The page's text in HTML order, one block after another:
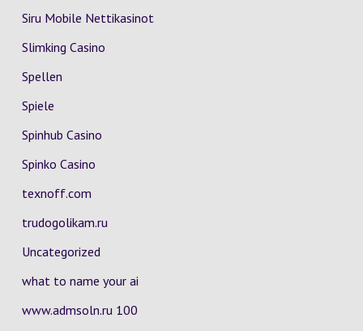
Siru Mobile Nettikasinot
Slimking Casino
Spellen
Spiele
Spinhub Casino
Spinko Casino
texnoff.com
trudogolikam.ru
Uncategorized
what to name your ai
www.admsoln.ru 100